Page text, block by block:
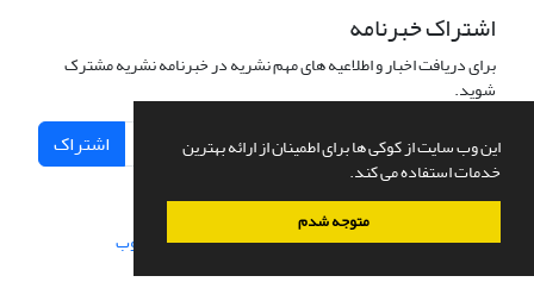
این وب سایت از کوکی ها برای اطمینان از ارائه بهترین
خدمات استفاده می کند.
متوجه شدم
اشتراک خبرنامه
برای دریافت اخبار و اطلاعیه های مهم نشریه در خبرنامه نشریه مشترک
شوید.
اشتراک
سامانه مدیریت نشریات علمی.طراحی و پیاده سازی از سیناوب